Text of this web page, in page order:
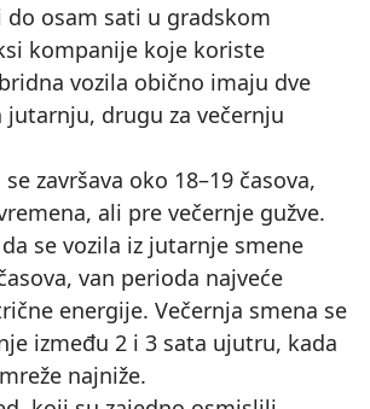
do osam sati u gradskom
kompanije koje koriste
vozila obično imaju dve
jutarnju, drugu za večernju
završava oko 18–19 časova,
ali pre večernje gužve.
se vozila iz jutarnje smene
van perioda najveće
energije. Večernja smena se
između 2 i 3 sata ujutru, kada
najniže.